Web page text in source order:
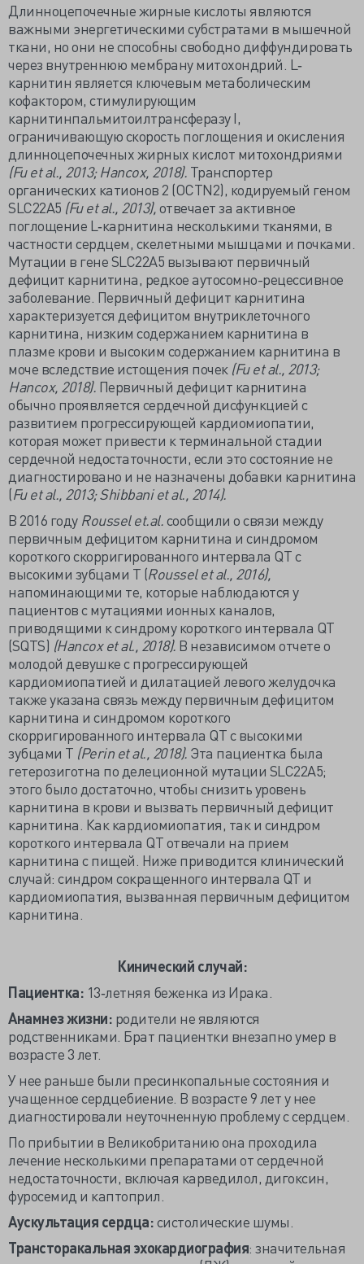
Длинноцепочечные жирные кислоты являются
важными энергетическими субстратами в мышечной
ткани, но они не способны свободно диффундировать
через внутреннюю мембрану митохондрий. L‐
карнитин является ключевым метаболическим
кофактором, стимулирующим
карнитинпальмитоилтрансферазу I,
ограничивающую скорость поглощения и окисления
длинноцепочечных жирных кислот митохондриями
(Fu et al., 2013; Hancox, 2018). Транспортер
органических катионов 2 (OCTN2), кодируемый геном
SLC22A5 (Fu et al., 2013),отвечает за активное
поглощение L‐карнитина несколькими тканями, в
частности сердцем, скелетными мышцами и почками.
Мутации в гене SLC22A5 вызывают первичный
дефицит карнитина, редкое аутосомно-рецессивное
заболевание. Первичный дефицит карнитина
характеризуется дефицитом внутриклеточного
карнитина, низким содержанием карнитина в
плазме крови и высоким содержанием карнитина в
моче вследствие истощения почек (Fu et al., 2013;
Hancox, 2018). Первичный дефицит карнитина
обычно проявляется сердечной дисфункцией с
развитием прогрессирующей кардиомиопатии,
которая может привести к терминальной стадии
сердечной недостаточности, если это состояние не
диагностировано и не назначены добавки карнитина
(Fu et al., 2013; Shibbani et al., 2014).
В 2016 году Rousselet.al.сообщили о связи между
первичным дефицитом карнитина и синдромом
короткого скорригированного интервала QT с
высокими зубцами T (Roussel et al., 2016),
напоминающими те, которые наблюдаются у
пациентов с мутациями ионных каналов,
приводящими к синдрому короткого интервала QT
(SQTS) (Hancox et al., 2018). В независимом отчете о
молодой девушке с прогрессирующей
кардиомиопатией и дилатацией левого желудочка
также указана связь между первичным дефицитом
карнитина и синдромом короткого
скорригированного интервала QT с высокими
зубцами T (Perin et al., 2018). Эта пациентка была
гетерозиготна по делеционной мутации SLC22A5;
этого было достаточно, чтобы снизить уровень
карнитина в крови и вызвать первичный дефицит
карнитина. Как кардиомиопатия, так и синдром
короткого интервала QT отвечали на прием
карнитина с пищей. Ниже приводится клинический
случай: синдром сокращенного интервала QT и
кардиомиопатия, вызванная первичным дефицитом
карнитина.
Кинический случай:
Пациентка: 13‐летняя беженка из Ирака.
Анамнез жизни: родители не являются
родственниками. Брат пациентки внезапно умер в
возрасте 3 лет.
У нее раньше были пресинкопальные состояния и
учащенное сердцебиение. В возрасте 9 лет у нее
диагностировали неуточненную проблему с сердцем.
По прибытии в Великобританию она проходила
лечение несколькими препаратами от сердечной
недостаточности, включая карведилол, дигоксин,
фуросемид и каптоприл.
Аускультация сердца:систолические шумы.
Трансторакальная эхокардиография: значительная